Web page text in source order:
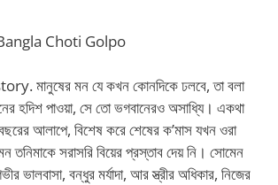
Choti Golpo
মানুষের মন যে কখন কোনদিকে ঢলবে, তা বলা
হদিশ পাওয়া, সে তো ভগবানেরও অসাধ্যি। একথা
আলাপে, বিশেষ করে শেষের ক’মাস যখন ওরা
তনিমাকে সরাসরি বিয়ের প্রস্তাব দেয় নি। সোমেন
ভালবাসা, বন্ধুর মর্যাদা, আর স্ত্রীর অধিকার, নিজের